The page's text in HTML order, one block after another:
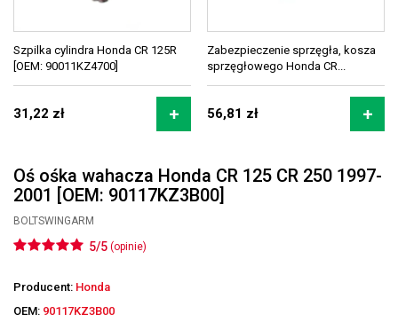
Szpilka cylindra Honda CR 125R
[OEM: 90011KZ4700]
31,22 zł
Zabezpieczenie sprzęgła, kosza
sprzęgłowego Honda CR...
56,81 zł
Oś ośka wahacza Honda CR 125 CR 250 1997-
2001 [OEM: 90117KZ3B00]
BOLTSWINGARM
5/5 (opinie)
Producent: Honda
OEM: 90117KZ3B00